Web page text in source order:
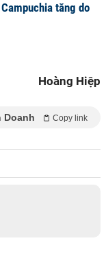
tăng do
Hoàng Hiệp
Doanh Copy link